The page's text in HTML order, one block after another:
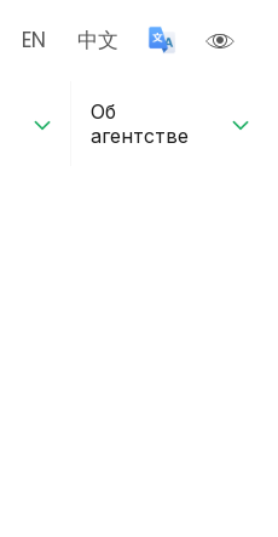
EN 中文
Об
агентстве